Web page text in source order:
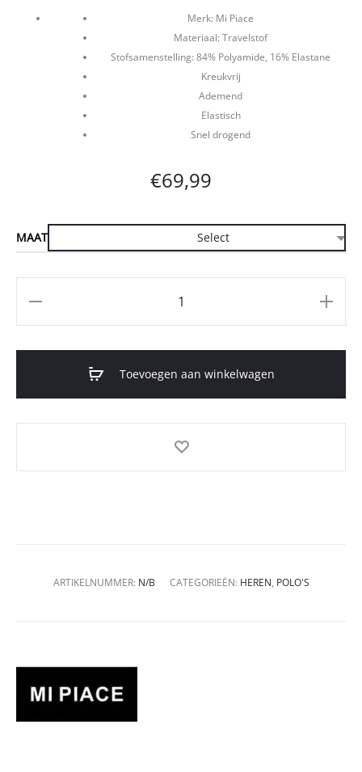
Merk: Mi Piace
Materiaal: Travelstof
Stofsamenstelling: 84% Polyamide, 16% Elastane
Kreukvrij
Ademend
Elastisch
Snel drogend
€69,99
MAAT
Toevoegen aan winkelwagen
ARTIKELNUMMER: N/B CATEGORIEËN: HEREN, POLO'S